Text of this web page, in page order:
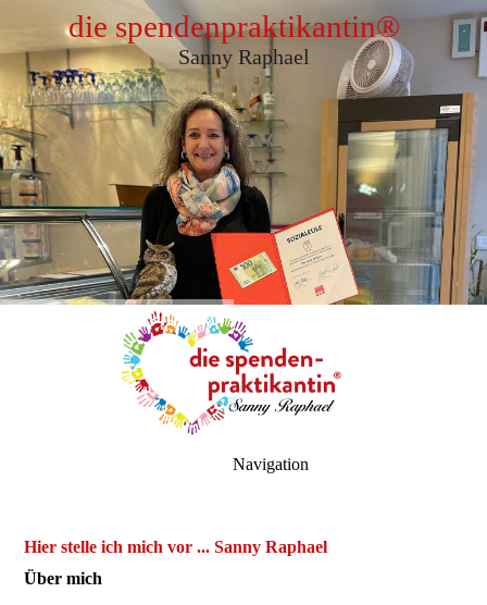
die spendenpraktikantin®
Sanny Raphael
Navigation
Hier stelle ich mich vor ... Sanny Raphael
Über mich